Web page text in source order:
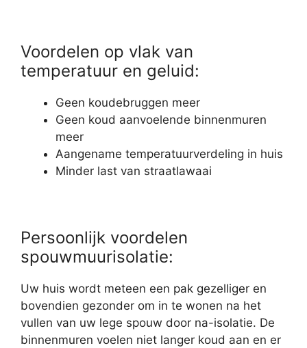
Voordelen op vlak van
temperatuur en geluid:
Geen koudebruggen meer
Geen koud aanvoelende binnenmuren
meer
Aangename temperatuurverdeling in huis
Minder last van straatlawaai
Persoonlijk voordelen
spouwmuurisolatie:
Uw huis wordt meteen een pak gezelliger en
bovendien gezonder om in te wonen na het
vullen van uw lege spouw door na-isolatie. De
binnenmuren voelen niet langer koud aan en er